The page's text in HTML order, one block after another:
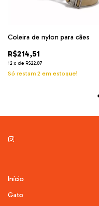
Coleira de nylon para cães
R$214,51
12 x de R$22,07
Só restam 2 em estoque!
Início
Gato